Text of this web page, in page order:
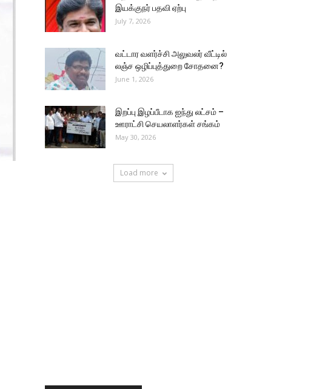
இயக்குநர் பதவி ஏற்பு
July 7, 2026
வட்டார வளர்ச்சி அலுவலர் வீட்டில்
லஞ்ச ஒழிப்புத்துறை சோதனை?
June 1, 2026
இறப்பு இழப்பீடாக ஐந்து லட்சம் –
ஊராட்சி செயலாளர்கள் சங்கம்
May 30, 2026
Load more